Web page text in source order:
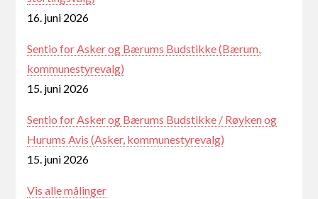
16. juni 2026
Sentio for Asker og Bærums Budstikke (Bærum,
kommunestyrevalg)
15. juni 2026
Sentio for Asker og Bærums Budstikke / Røyken og
Hurums Avis (Asker, kommunestyrevalg)
15. juni 2026
Vis alle målinger